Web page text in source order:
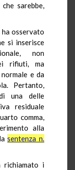
sarebbe,
osservato
si inserisce
non
rifiuti, ma
e da
Pertanto,
una delle
residuale
comma,
alla
lasentenza n.
richiamato i